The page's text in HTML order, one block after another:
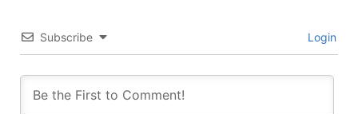
Subscribe Login